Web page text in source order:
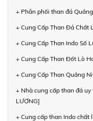
+ Phân phối than đá
+ Cung Cấp Than Đá Chất
+ Cung Cấp Than Indo Số
+ Cung Cấp Than Đốt Lò
+ Cung Cấp Than Quảng
+ Nhà cung cấp than đá
LƯỢNG]
+ Cung cấp than Indo chất